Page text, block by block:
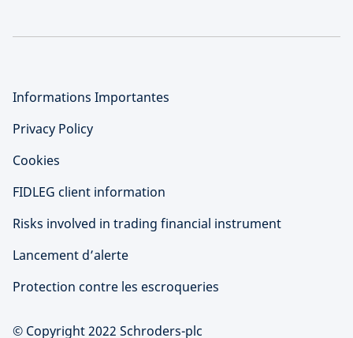
Informations Importantes
Privacy Policy
Cookies
FIDLEG client information
Risks involved in trading financial instrument
Lancement d’alerte
Protection contre les escroqueries
© Copyright 2022 Schroders-plc